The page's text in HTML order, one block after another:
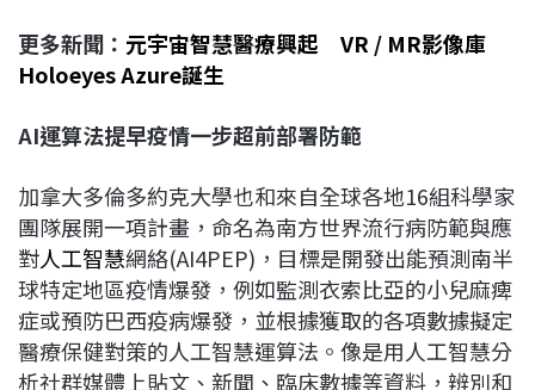
更多新聞： 元宇宙智慧醫療興起 VR / MR影像庫
Holoeyes Azure誕生
AI運算法提早疫情一步超前部署防範
加拿大多倫多約克大學也和來自全球各地16組科學家
團隊展開一項計畫，命名為南方世界流行病防範與應
對人工智慧網絡(AI4PEP)，目標是開發出能預測南半
球特定地區疫情爆發，例如監測衣索比亞的小兒麻痺
症或預防巴西疫病爆發，並根據獲取的各項數據擬定
醫療保健對策的人工智慧運算法。像是用人工智慧分
析社群媒體上貼文、新聞、臨床數據等資料，辨別和